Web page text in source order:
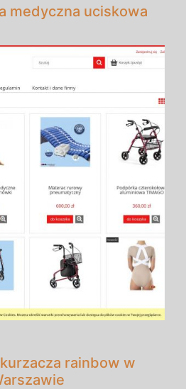
medyczna uciskowa
rainbow w